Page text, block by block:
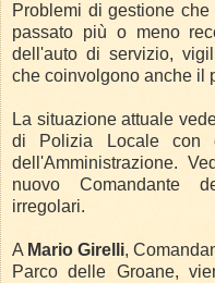
Problemi di gestione
passato più o meno
dell'auto di servizio,
che coinvolgono anche il
La situazione attuale
di Polizia Locale con
dell'Amministrazione.
nuovo Comandante
irregolari.
A Mario Girelli,
Parco delle Groane,